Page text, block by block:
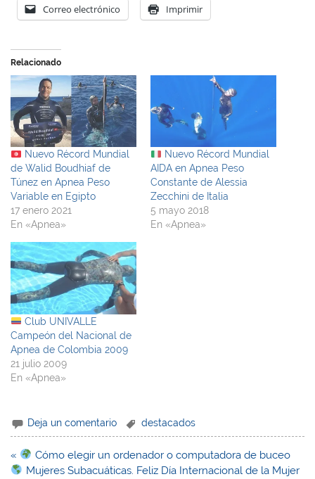
Correo electrónico Imprimir
Relacionado
Nuevo Récord Mundial
de Walid Boudhiaf de
Túnez en Apnea Peso
Variable en Egipto
17 enero 2021
En «Apnea»
Nuevo Récord Mundial
AIDA en Apnea Peso
Constante de Alessia
Zecchini de Italia
5 mayo 2018
En «Apnea»
Club UNIVALLE
Campeón del Nacional de
Apnea de Colombia 2009
21 julio 2009
En «Apnea»
Deja un comentario destacados
Navegación
de
«
Cómo elegir un ordenador o computadora de buceo
Mujeres Subacuáticas. Feliz Día Internacional de la Mujer